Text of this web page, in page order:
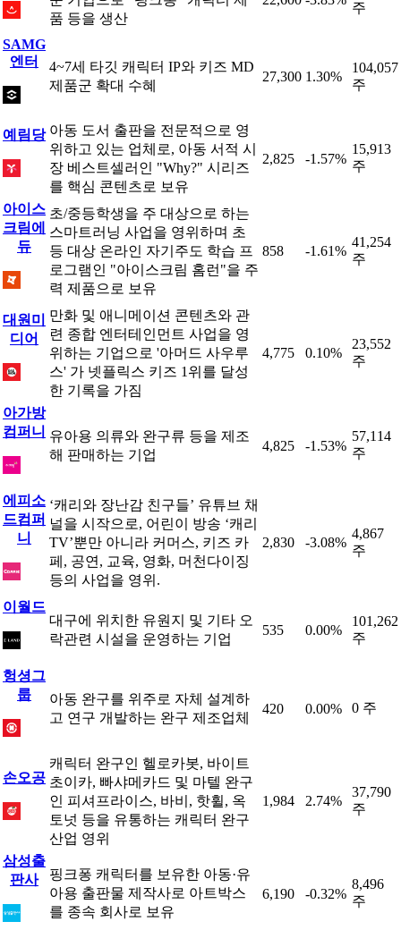
품 등을 생산
주
SAMG
엔터
4~7세 타깃 캐릭터 IP와 키즈 MD
제품군 확대 수혜
27,300 1.30%
104,057
주
예림당 아동 도서 출판을 전문적으로 영
위하고 있는 업체로, 아동 서적 시
장 베스트셀러인 "Why?" 시리즈
를 핵심 콘텐츠로 보유
2,825 -1.57%
15,913
주
아이스
크림에
듀
초/중등학생을 주 대상으로 하는
스마트러닝 사업을 영위하며 초
등 대상 온라인 자기주도 학습 프
로그램인 "아이스크림 홈런"을 주
력 제품으로 보유
858 -1.61%
41,254
주
대원미
디어
만화 및 애니메이션 콘텐츠와 관
련 종합 엔터테인먼트 사업을 영
위하는 기업으로 '아머드 사우루
스' 가 넷플릭스 키즈 1위를 달성
한 기록을 가짐
4,775 0.10%
23,552
주
아가방
컴퍼니 유아용 의류와 완구류 등을 제조
해 판매하는 기업
4,825 -1.53%
57,114
주
에피소
드컴퍼
니
‘캐리와 장난감 친구들’ 유튜브 채
널을 시작으로, 어린이 방송 ‘캐리
TV’뿐만 아니라 커머스, 키즈 카
페, 공연, 교육, 영화, 머천다이징
등의 사업을 영위.
2,830 -3.08%
4,867
주
이월드
대구에 위치한 유원지 및 기타 오
락관련 시설을 운영하는 기업
535 0.00%
101,262
주
헝셩그
룹
아동 완구를 위주로 자체 설계하
고 연구 개발하는 완구 제조업체
420 0.00% 0 주
손오공
캐릭터 완구인 헬로카봇, 바이트
초이카, 빠샤메카드 및 마텔 완구
인 피셔프라이스, 바비, 핫휠, 옥
토넛 등을 유통하는 캐릭터 완구
산업 영위
1,984 2.74%
37,790
주
삼성출
판사
핑크퐁 캐릭터를 보유한 아동·유
아용 출판물 제작사로 아트박스
를 종속 회사로 보유
6,190 -0.32%
8,496
주